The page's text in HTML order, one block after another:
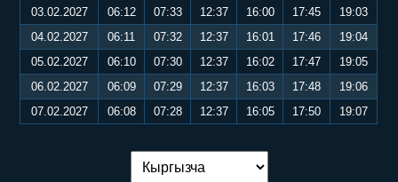
03.02.2027
06:12 07:33 12:37 16:00 17:45
19:03
04.02.2027
06:11 07:32 12:37 16:01 17:46
19:04
05.02.2027
06:10 07:30 12:37 16:02 17:47
19:05
06.02.2027
06:09 07:29 12:37 16:03 17:48
19:06
07.02.2027
06:08 07:28 12:37 16:05 17:50 19:07
Тилди алмаштыруу: